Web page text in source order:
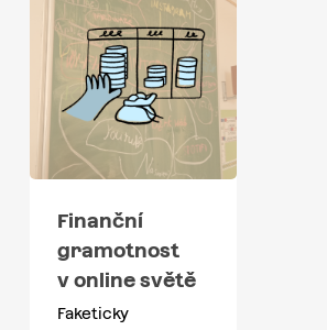
Finanční
gramotnost
v online světě
Faketicky